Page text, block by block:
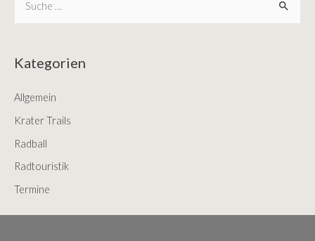
r
h
f
o
r
Kategorien
Allgemein
Krater Trails
Radball
Radtouristik
Termine